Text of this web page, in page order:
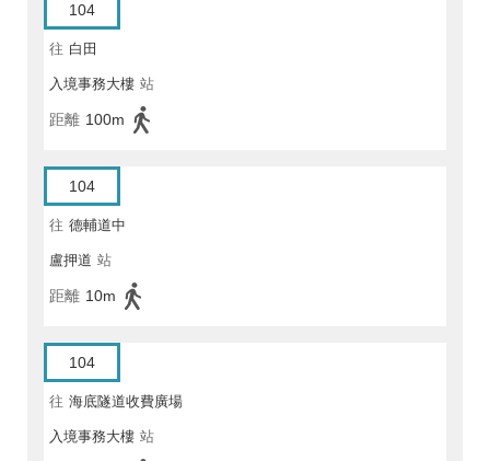
104
往 白田
入境事務大樓 站
距離 100m
104
往 德輔道中
盧押道 站
距離 10m
104
往 海底隧道收費廣場
入境事務大樓 站